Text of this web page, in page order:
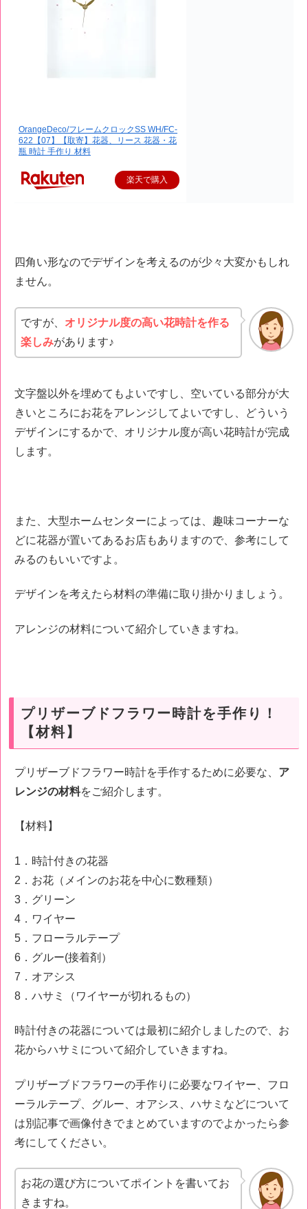
OrangeDeco/フレームクロックSS WH/FC-
622【07】【取寄】花器、リース 花器・花
瓶 時計 手作り 材料
楽天で購入
四角い形なのでデザインを考えるのが少々大変かもしれ
ません。
ですが、 オリジナル度の高い花時計を作る
楽しみがあります♪
文字盤以外を埋めてもよいですし、空いている部分が大
きいところにお花をアレンジしてよいですし、どういう
デザインにするかで、オリジナル度が高い花時計が完成
します。
また、大型ホームセンターによっては、趣味コーナーな
どに花器が置いてあるお店もありますので、参考にして
みるのもいいですよ。
デザインを考えたら材料の準備に取り掛かりましょう。
アレンジの材料について紹介していきますね。
プリザーブドフラワー時計を手作り！
【材料】
プリザーブドフラワー時計を手作するために必要な、 ア
レンジの材料をご紹介します。
【材料】
1．時計付きの花器
2．お花（メインのお花を中心に数種類）
3．グリーン
4．ワイヤー
5．フローラルテープ
6．グルー(接着剤）
7．オアシス
8．ハサミ（ワイヤーが切れるもの）
時計付きの花器については最初に紹介しましたので、お
花からハサミについて紹介していきますね。
プリザーブドフラワーの手作りに必要なワイヤー、フロ
ーラルテープ、グルー、オアシス、ハサミなどについて
は別記事で画像付きでまとめていますのでよかったら参
考にしてください。
お花の選び方についてポイントを書いてお
きますね。